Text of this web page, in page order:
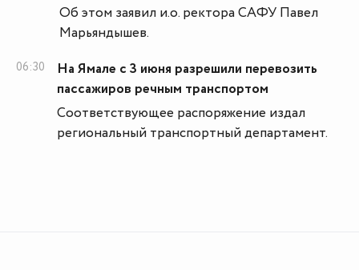
Об этом заявил и.о. ректора САФУ Павел
Марьяндышев.
06:30
На Ямале с 3 июня разрешили перевозить
пассажиров речным транспортом
Соответствующее распоряжение издал
региональный транспортный департамент.